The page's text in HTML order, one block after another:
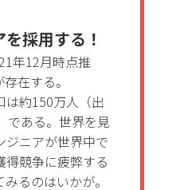
採用する！
年12月時点推
在する。
は約150万人（出
である。世界を見
ジニアが世界中で
得競争に疲弊する
るのはいかが。